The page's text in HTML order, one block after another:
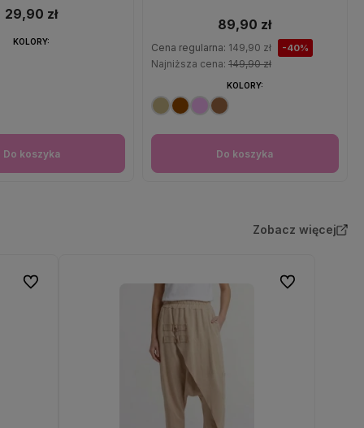
29,90 zł
Do koszyka
KOLORY:
89,90 zł
Cena regularna: 149,90 zł -40%
Najniższa cena: 149,90 zł
Do koszyka
KOLORY:
Zobacz więcej
Do ulubionych Do ulubionych